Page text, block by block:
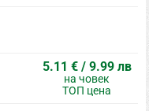
5.11 € / 9.99 лв
на човек
ТОП цена